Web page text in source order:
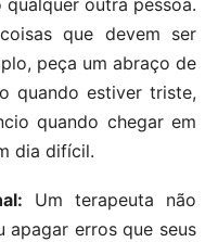
outra pessoa.
que devem ser
peça um abraço de
quando estiver triste,
quando chegar em
dia difícil.
Um terapeuta não
apagar erros que seus